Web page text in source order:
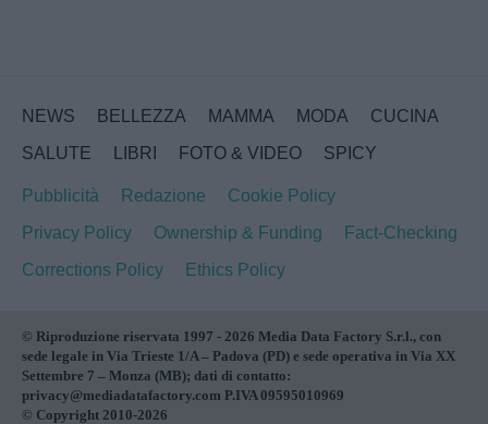
NEWS BELLEZZA MAMMA MODA
CUCINA
SALUTE
LIBRI FOTO & VIDEO SPICY
Pubblicità Redazione
Cookie Policy
Privacy Policy
Ownership & Funding
Fact-Checking
Corrections Policy
Ethics Policy
© Riproduzione riservata 1997 - 2026 Media Data Factory S.r.l., con
sede legale in Via Trieste 1/A – Padova (PD) e sede operativa in Via XX
Settembre 7 – Monza (MB); dati di contatto:
privacy@mediadatafactory.com P.IVA 09595010969
© Copyright 2010-2026